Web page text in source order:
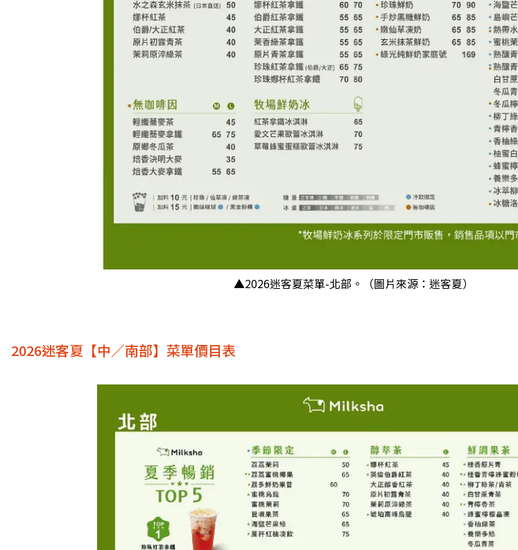
編輯私心推薦迷客夏飲品
Threads網友推薦：迷客夏必喝人氣榜
▲2026迷客夏菜單-北部。（圖片來源：迷客夏）
2026迷客夏【中／南部】菜單價目表